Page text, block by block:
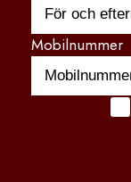
Mobilnummer